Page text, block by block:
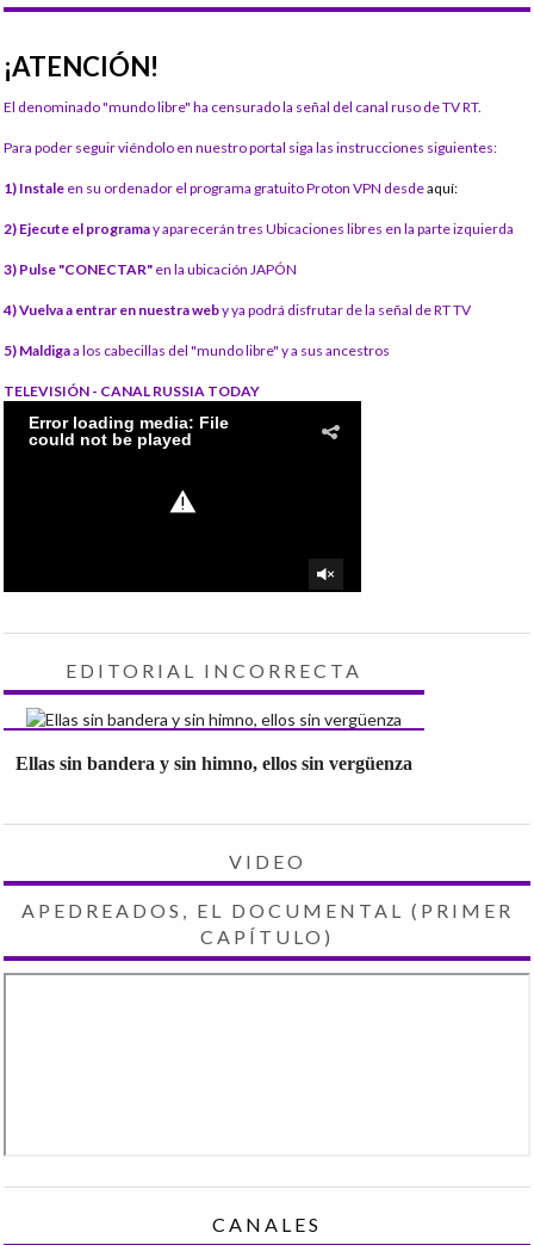
¡ATENCIÓN!
El denominado "mundo libre" ha censurado la señal del canal ruso de TV RT.
Para poder seguir viéndolo en nuestro portal siga las instrucciones siguientes:
1) Instale en su ordenador el programa gratuito Proton VPN desdeaquí:
2) Ejecute el programay aparecerán tres Ubicaciones libres en la parte izquierda
3) Pulse "CONECTAR" en la ubicación JAPÓN
4) Vuelva a entrar en nuestra weby ya podrá disfrutar de la señal de RT TV
5) Maldigaa los cabecillas del "mundo libre" y a sus ancestros
TELEVISIÓN - CANAL RUSSIA TODAY
EDITORIAL INCORRECTA
Ellas sin bandera y sin himno, ellos sin vergüenza
VIDEO
APEDREADOS, EL DOCUMENTAL (PRIMER
CAPÍTULO)
CANALES